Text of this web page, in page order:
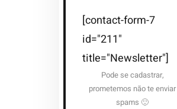
[contact-form-7
id="211"
title="Newsletter"]
Pode se cadastrar,
prometemos não te enviar
spams 🙂